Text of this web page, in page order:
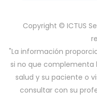
Copyright © ICTUS
"La información
si no que complementa
salud y su paciente o
consultar con su